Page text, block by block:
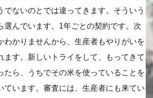
でないのとでは違ってきます。そういう
選んでいます。1年ごとの契約です。次
わかりませんから、生産者もやりがいを
ます。新しいトライをして、もってきて
たら、うちでその米を使っていることを
ています。審査には、生産者にも来てい